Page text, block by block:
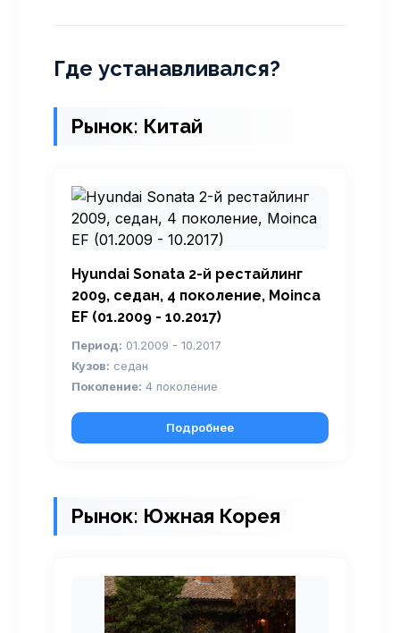
Где устанавливался?
Рынок: Китай
Hyundai Sonata 2-й рестайлинг
2009, седан, 4 поколение, Moinca
EF (01.2009 - 10.2017)
Период: 01.2009 - 10.2017
Кузов: седан
Поколение: 4 поколение
Подробнее
Рынок: Южная Корея